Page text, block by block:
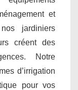
et
jardiniers
créent des
Notre
d’irrigation
pour vos